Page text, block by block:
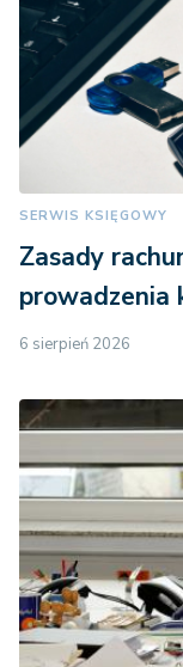
SERWIS KSIĘGOWY
Zasady
prowadzenia
6 sierpień 2026